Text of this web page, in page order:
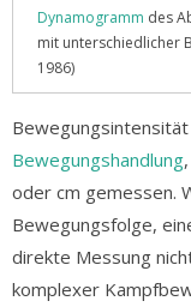
Dynamogramm des
mit unterschiedlicher
1986)
Bewegungshandlung
oder cm gemessen.
Bewegungsfolge,
direkte Messung
komplexer